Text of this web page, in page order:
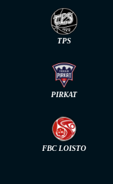
TPS
PIRKAT
FBC LOISTO